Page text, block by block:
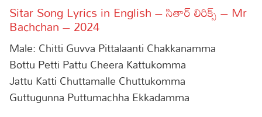
Sitar Song Lyrics in English – సితార్ లిరిక్స్ – Mr
Bachchan – 2024
Male: Chitti Guvva Pittalaanti Chakkanamma
Bottu Petti Pattu Cheera Kattukomma
Jattu Katti Chuttamalle Chuttukomma
Guttugunna Puttumachha Ekkadamma